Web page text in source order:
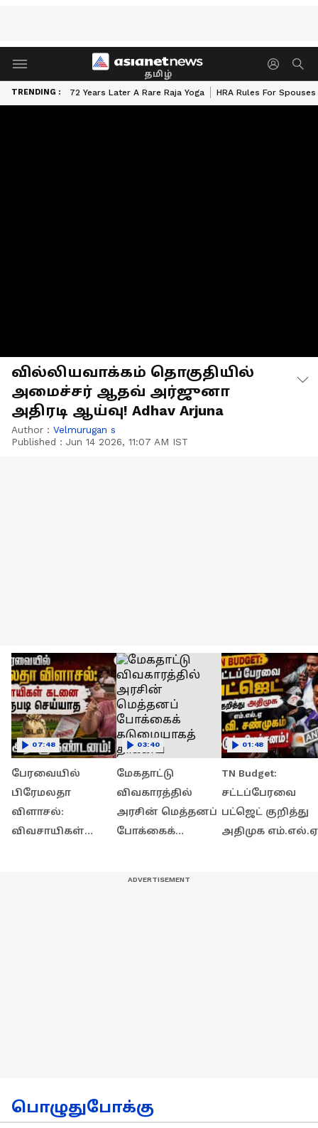
தமிழ்
TRENDING : 72 Years Later A Rare Raja Yoga HRA Rules For Spouses
வில்லியவாக்கம் தொகுதியில்
அமைச்சர் ஆதவ் அர்ஜுனா
அதிரடி ஆய்வு! Adhav Arjuna
Author : Velmurugan s
Published : Jun 14 2026, 11:07 AM IST
பேரவையில்
பிரேமலதா
விளாசல்:
விவசாயிகள்
07:48
மேகதாட்டு
விவகாரத்தில்
அரசின் மெத்தனப்
போக்கைக்
03:40
TN Budget:
சட்டப்பேரவை
பட்ஜெட் குறித்து
அதிமுக எம்.எல்.ஏ
01:48
பொழுதுபோக்கு